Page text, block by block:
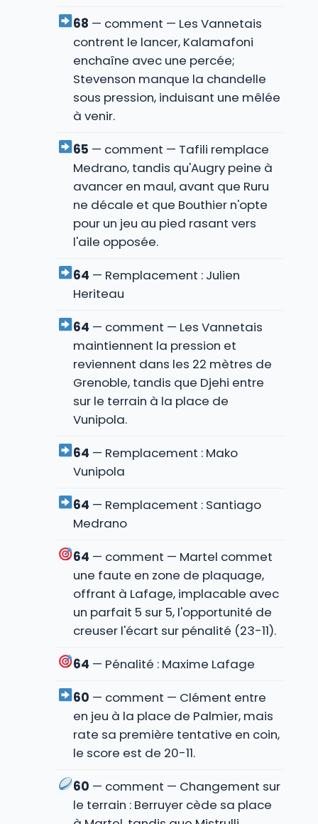
68 — comment — Les Vannetais
contrent le lancer, Kalamafoni
enchaîne avec une percée;
Stevenson manque la chandelle
sous pression, induisant une mêlée
à venir.
65 — comment — Tafili remplace
Medrano, tandis qu'Augry peine à
avancer en maul, avant que Ruru
ne décale et que Bouthier n'opte
pour un jeu au pied rasant vers
l'aile opposée.
64 — Remplacement : Julien
Heriteau
64 — comment — Les Vannetais
maintiennent la pression et
reviennent dans les 22 mètres de
Grenoble, tandis que Djehi entre
sur le terrain à la place de
Vunipola.
64 — Remplacement : Mako
Vunipola
64 — Remplacement : Santiago
Medrano
64 — comment — Martel commet
une faute en zone de plaquage,
offrant à Lafage, implacable avec
un parfait 5 sur 5, l'opportunité de
creuser l'écart sur pénalité (23-11).
64 — Pénalité : Maxime Lafage
60 — comment — Clément entre
en jeu à la place de Palmier, mais
rate sa première tentative en coin,
le score est de 20-11.
60 — comment — Changement sur
le terrain : Berruyer cède sa place